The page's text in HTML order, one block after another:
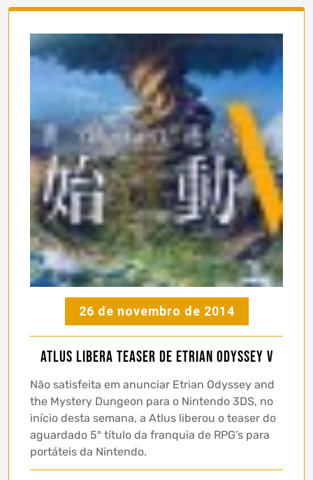
26 de novembro de 2014
Atlus libera teaser de Etrian Odyssey V
Não satisfeita em anunciar Etrian Odyssey and
the Mystery Dungeon para o Nintendo 3DS, no
início desta semana, a Atlus liberou o teaser do
aguardado 5º título da franquia de RPG’s para
portáteis da Nintendo.